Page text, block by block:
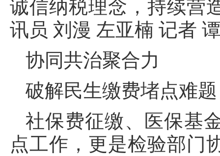
诚信纳税理念，持续营
讯员 刘漫 左亚楠 记者
协同共治聚合力
破解民生缴费堵点难题
社保费征缴、医保基
点工作，更是检验部门